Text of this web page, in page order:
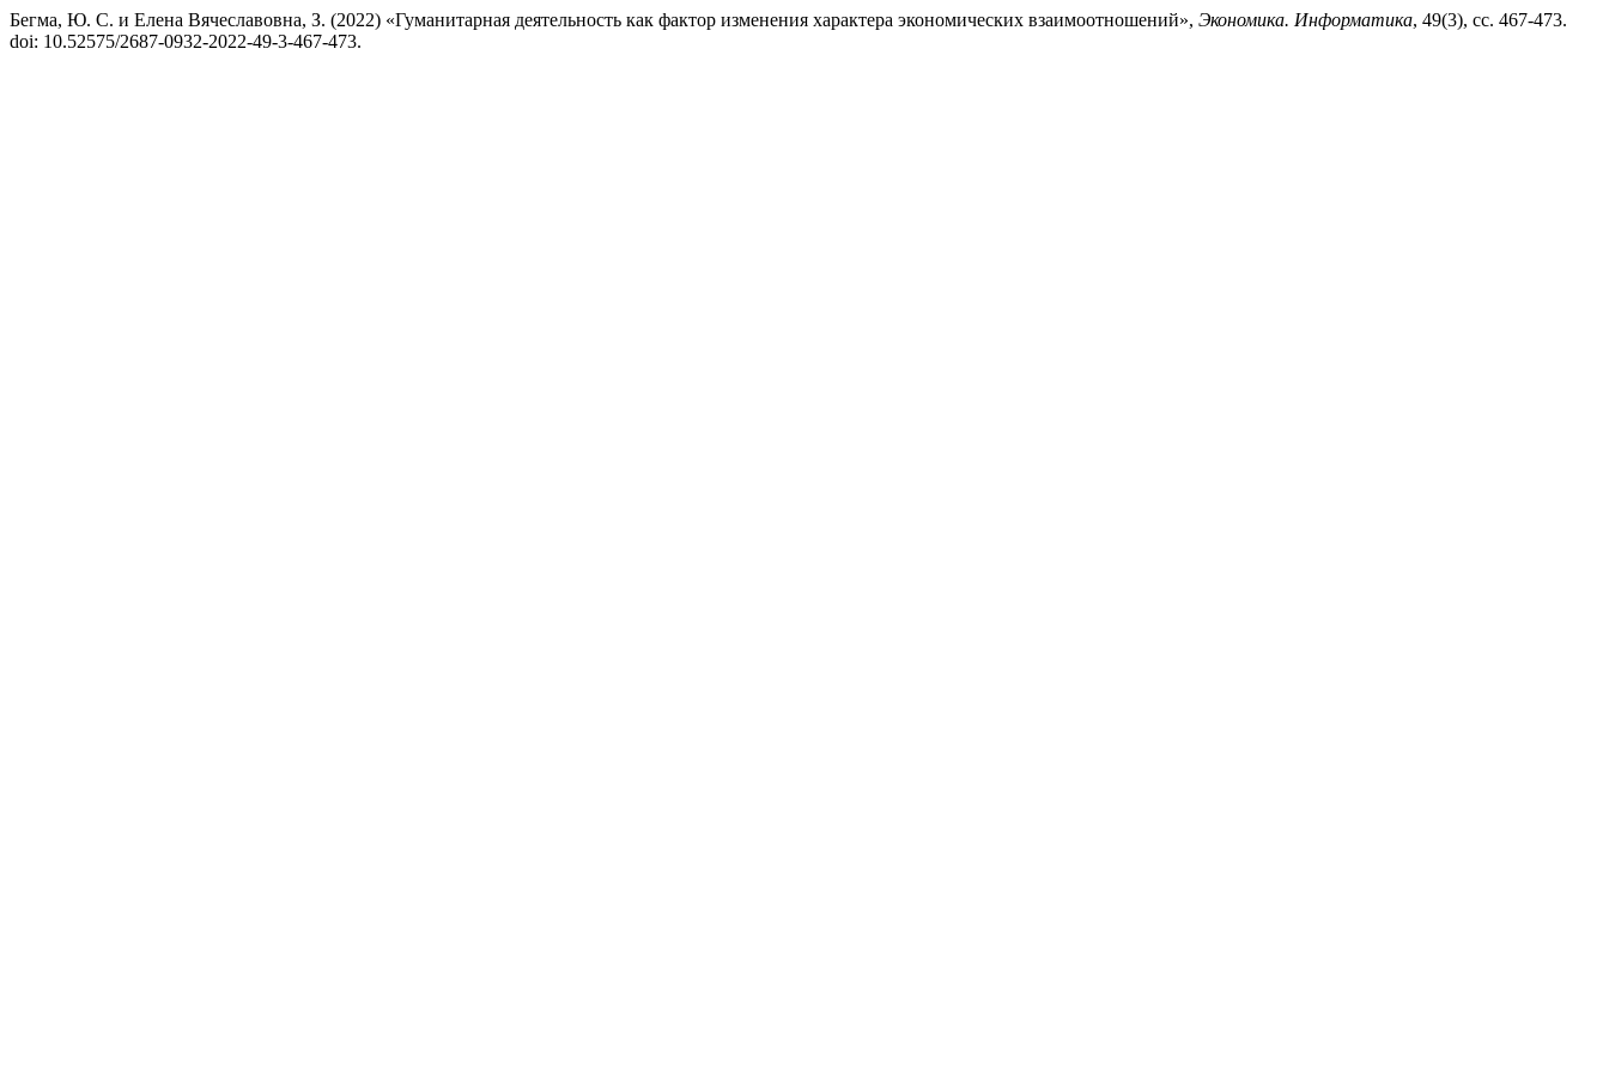
Бегма, Ю. С. и Елена Вячеславовна, З. (2022) «Гуманитарная деятельность как фактор изменения характера экономических взаимоотношений», Экономика. Информатика, 49(3), сс. 467-473.
doi: 10.52575/2687-0932-2022-49-3-467-473.